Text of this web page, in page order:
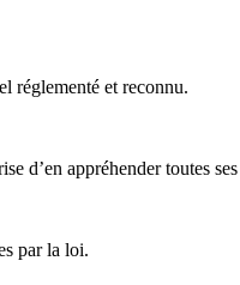
réglementé et reconnu.
d’en appréhender toutes
par la loi.